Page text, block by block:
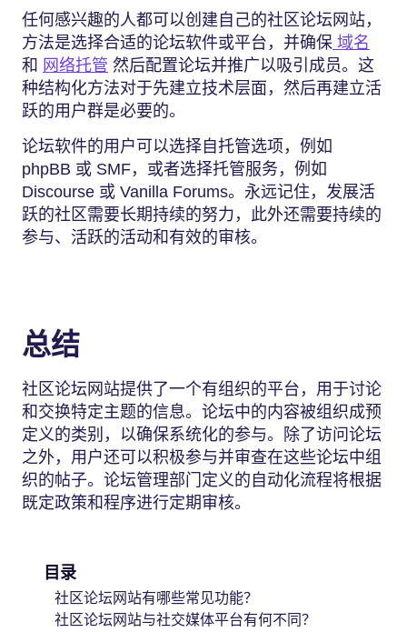
任何感兴趣的人都可以创建自己的社区论坛网站，
方法是选择合适的论坛软件或平台，并确保 域名
和 网络托管 然后配置论坛并推广以吸引成员。这
种结构化方法对于先建立技术层面，然后再建立活
跃的用户群是必要的。
论坛软件的用户可以选择自托管选项，例如
phpBB 或 SMF，或者选择托管服务，例如
Discourse 或 Vanilla Forums。永远记住，发展活
跃的社区需要长期持续的努力，此外还需要持续的
参与、活跃的活动和有效的审核。
总结
社区论坛网站提供了一个有组织的平台，用于讨论
和交换特定主题的信息。论坛中的内容被组织成预
定义的类别，以确保系统化的参与。除了访问论坛
之外，用户还可以积极参与并审查在这些论坛中组
织的帖子。论坛管理部门定义的自动化流程将根据
既定政策和程序进行定期审核。
目录
社区论坛网站有哪些常见功能？
社区论坛网站与社交媒体平台有何不同？